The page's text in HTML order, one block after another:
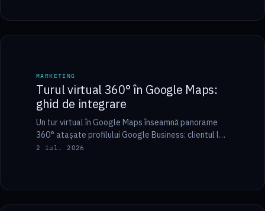
8 min
MARKETING
Turul virtual 360° în Google Maps:
ghid de integrare
Un tur virtual în Google Maps înseamnă panorame
360° atașate profilului Google Business: clientul le
deschide din galeria de fotografii a firmei…
2 iul. 2026
9 min